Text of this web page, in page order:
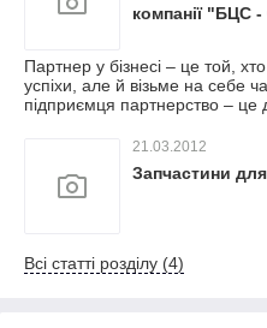
компанії "БЦС -
Партнер у бізнесі – це той,
успіхи, але й візьме на себе
підприємця партнерство – це
21.03.2012
Запчастини для
Всі статті розділу (4)